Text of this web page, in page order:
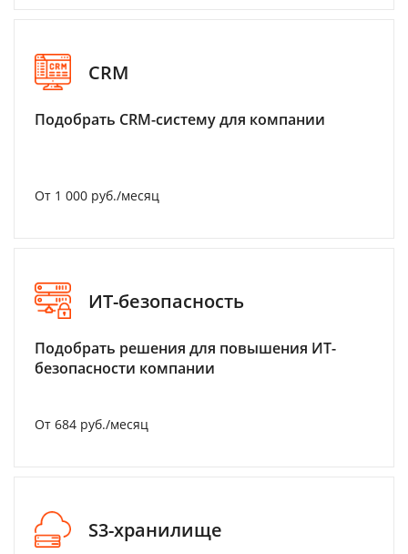
CRM
Подобрать CRM-систему для компании
От 1 000 руб./месяц
ИТ-безопасность
Подобрать решения для повышения ИТ-
безопасности компании
От 684 руб./месяц
S3-хранилище